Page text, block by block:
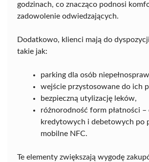
godzinach, co znacząco podnosi
zadowolenie odwiedzających.
Dodatkowo, klienci mają do
takie jak:
parking dla osób
wejście przystosowane do ich
bezpieczną utylizację leków,
różnorodność form płatności –
kredytowych i debetowych po
mobilne NFC.
Te elementy zwiększają wygodę